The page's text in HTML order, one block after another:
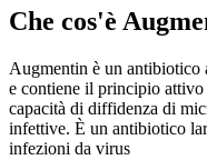
Che cos'è
Augmentin è un antibiotico
e contiene il principio
capacità di diffidenza di
infettive. È un antibiotico
infezioni da virus